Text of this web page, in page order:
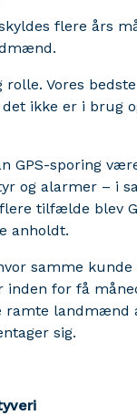
flere års
rolle. Vores
ikke er i brug
GPS-sporing
og alarmer – i
tilfælde blev
anholdt.
samme
for få
landmænd
sig.